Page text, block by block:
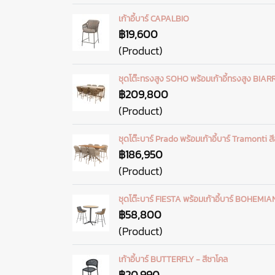
เก้าอี้บาร์ CAPALBIO
฿19,600
(Product)
ชุดโต๊ะทรงสูง SOHO พร้อมเก้าอี้ทรงสูง
฿209,800
(Product)
ชุดโต๊ะบาร์ Prado พร้อมเก้าอี้บาร์ Tramonti สี
฿186,950
(Product)
ชุดโต๊ะบาร์ FIESTA พร้อมเก้าอี้บาร์
฿58,800
(Product)
เก้าอี้บาร์ BUTTERFLY - สีชาโคล